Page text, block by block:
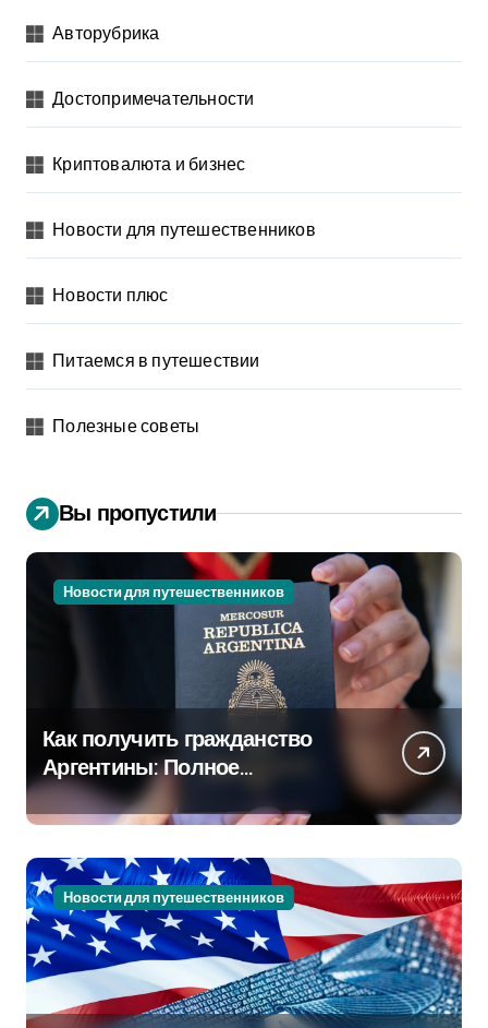
Авторубрика
Достопримечательности
Криптовалюта и бизнес
Новости для путешественников
Новости плюс
Питаемся в путешествии
Полезные советы
Вы пропустили
Новости для путешественников
Как получить гражданство
Аргентины: Полное
руководство
Новости для путешественников